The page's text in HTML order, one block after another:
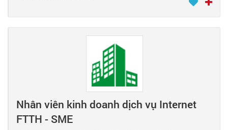
Nhân viên kinh doanh dịch vụ Internet
FTTH - SME